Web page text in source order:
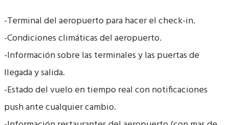
-Terminal del aeropuerto para hacer el check-in.
-Condiciones climáticas del aeropuerto.
-Información sobre las terminales y las puertas de
llegada y salida.
-Estado del vuelo en tiempo real con notificaciones
push ante cualquier cambio.